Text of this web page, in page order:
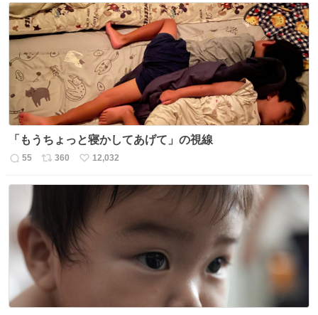
「もうちょっと寝かしてあげて」の視線
返
55
リ
360
い
12,032